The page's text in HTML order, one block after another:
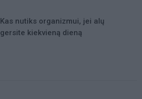
Kas nutiks organizmui, jei alų
gersite kiekvieną dieną